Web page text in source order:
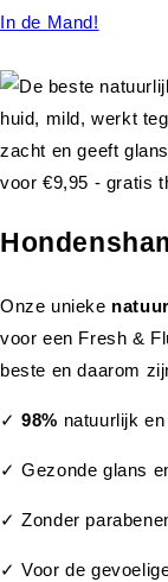
In de Mand!
Onze unieke
voor een Fresh &
beste en daarom
✓98% natuurlijk
✓ Gezonde glans
✓ Zonder
✓ Voor de